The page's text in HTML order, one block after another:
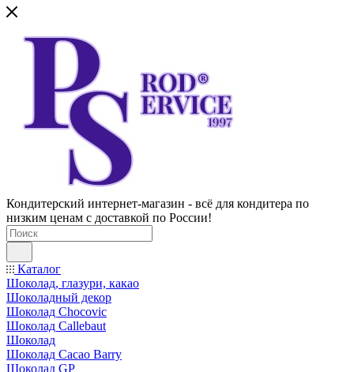
Кондитерский интернет-магазин - всё для кондитера по
низким ценам с доставкой по России!
Каталог
Шоколад, глазури, какао
Шоколадный декор
Шоколад Chocovic
Шоколад Callebaut
Шоколад
Шоколад Cacao Barry
Шоколад GP